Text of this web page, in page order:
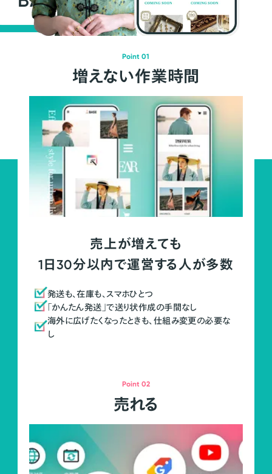
Point 01
増えない作業時間
売上が増えても
1日30分以内で運営する人が多数
発送も、在庫も、スマホひとつ
「かんたん発送」で送り状作成の手間なし
海外に広げたくなったときも、仕組み変更の必要な
し
Point 02
売れる